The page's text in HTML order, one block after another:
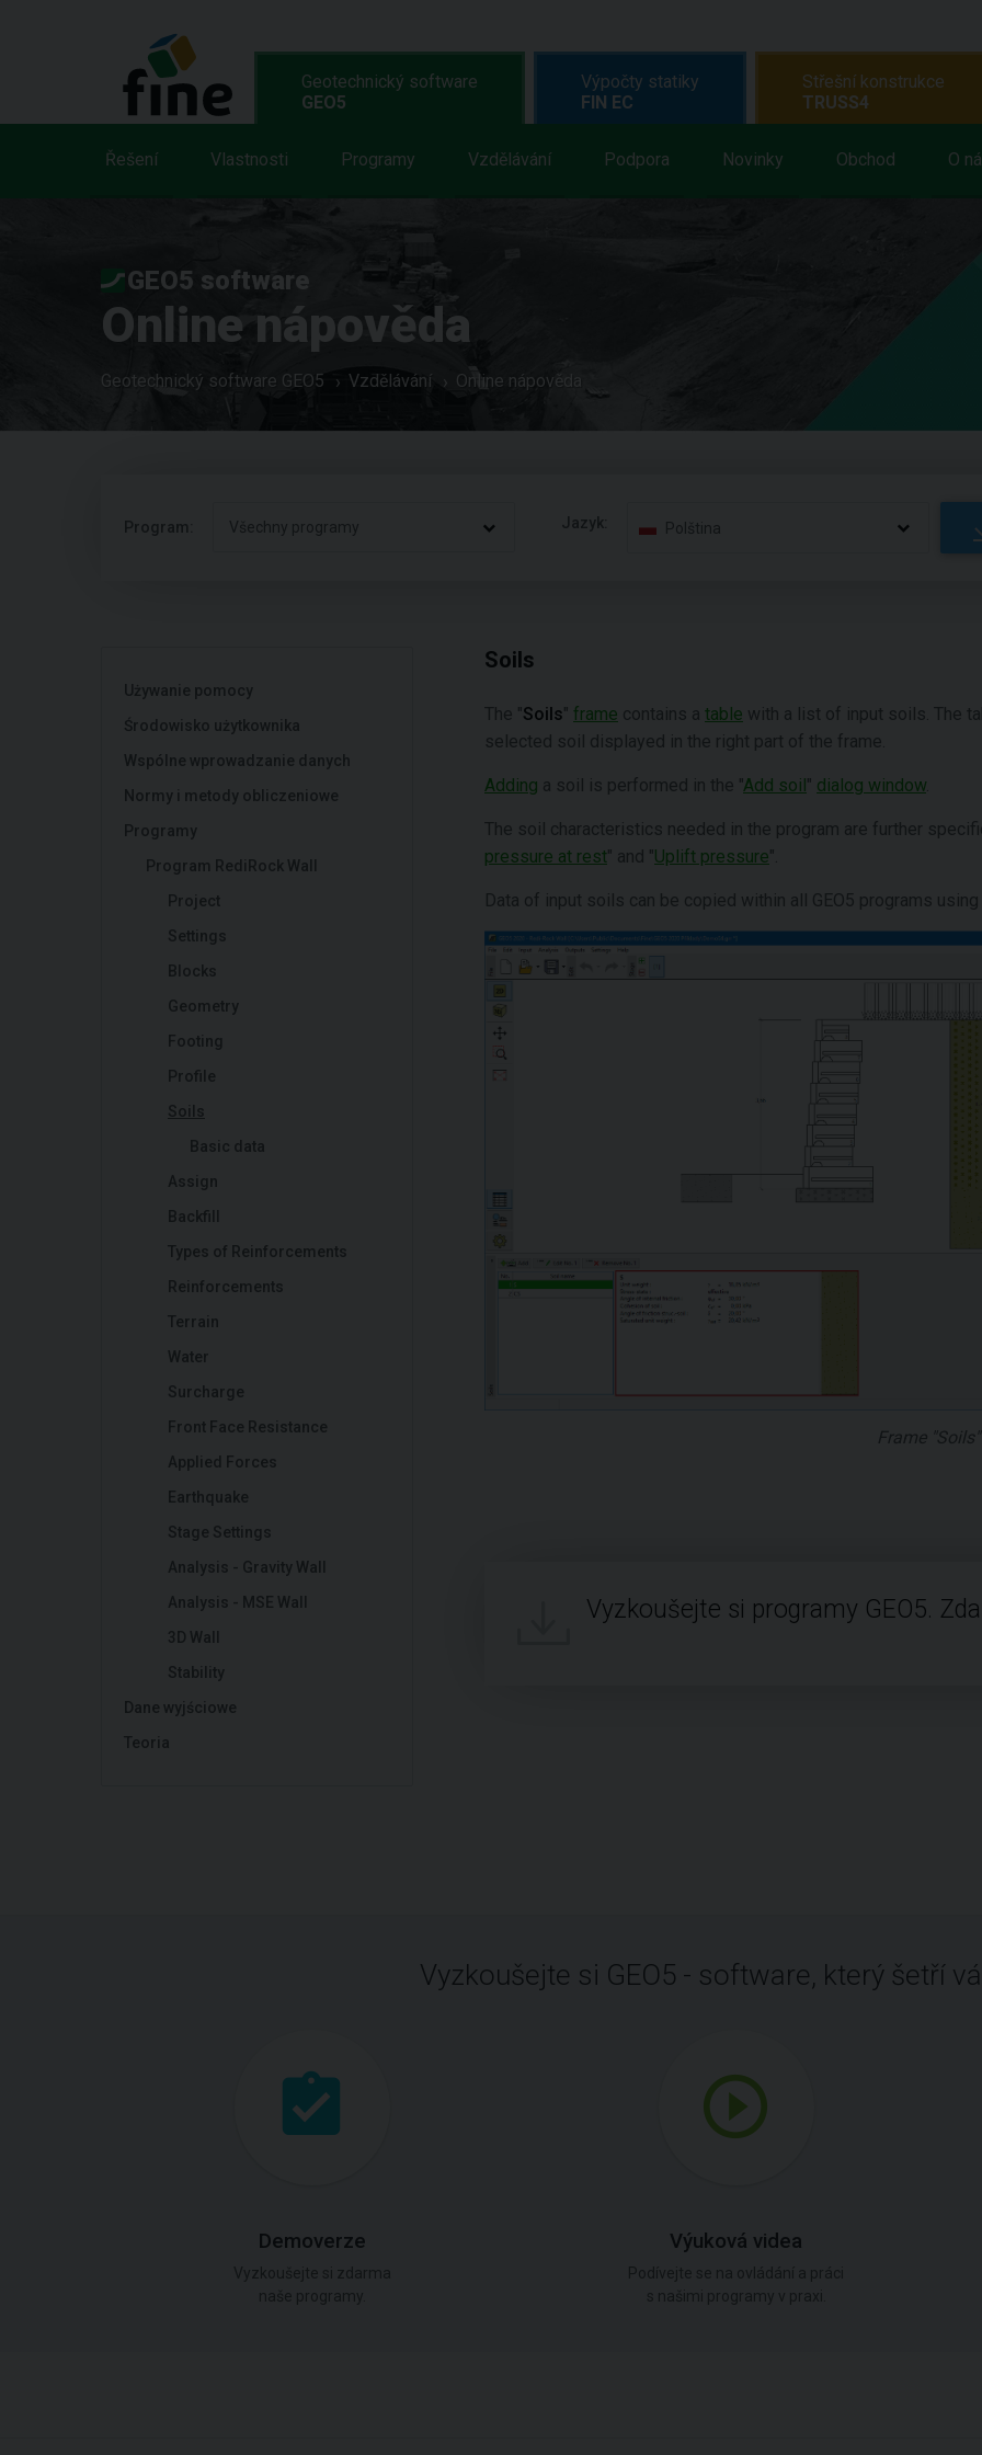
Geotechnický software
GEO5
Řešení Vlastnosti Programy Vzdělávání Podpora Novinky Obchod O
Výpočty statiky
FIN EC
Střešní konstrukce
TRUSS4
GEO5 software
Online nápověda
Geotechnický software GEO5 Vzdělávání Online nápověda
Program: Všechny programy Jazyk: Polština
Używanie pomocy
Środowisko użytkownika
Wspólne wprowadzanie danych
Normy i metody obliczeniowe
Programy
Program RediRock Wall
Project
Settings
Blocks
Geometry
Footing
Profile
Soils
Basic data
Assign
Backfill
Types of Reinforcements
Reinforcements
Terrain
Water
Surcharge
Front Face Resistance
Applied Forces
Earthquake
Stage Settings
Analysis - Gravity Wall
Analysis - MSE Wall
3D Wall
Stability
Dane wyjściowe
Teoria
Soils
The "Soils" frame contains a table with a list of input soils. The
selected soil displayed in the right part of the frame.
Adding a soil is performed in the "Add soil" dialog window
The soil characteristics needed in the program are further
pressure at rest" and "Uplift pressure".
Data of input soils can be copied within all GEO5 programs using
Frame "Soils"
Vyzkoušejte si programy GEO5.
Vyzkoušejte si GEO5 - software, který šetří
Demoverze Výuková videa